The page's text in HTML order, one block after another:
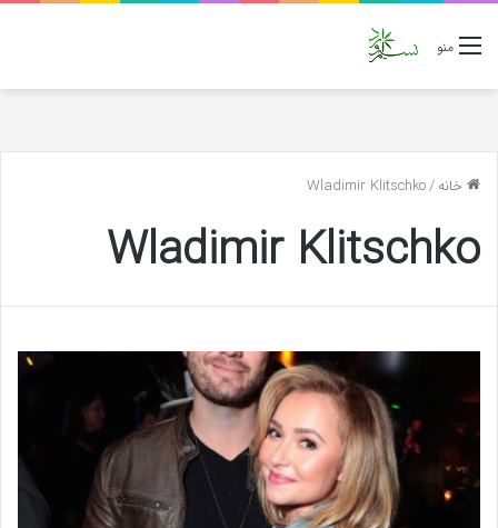
منو
خانه/
Wladimir Klitschko
Wladimir Klitschko